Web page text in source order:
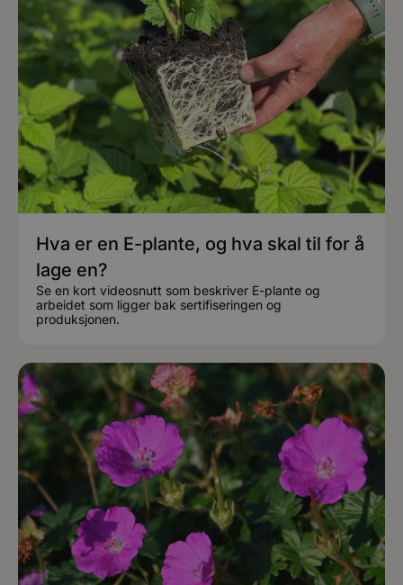
Hva er en E-plante, og hva skal til for å
lage en?
Se en kort videosnutt som beskriver E-plante og
arbeidet som ligger bak sertifiseringen og
produksjonen.